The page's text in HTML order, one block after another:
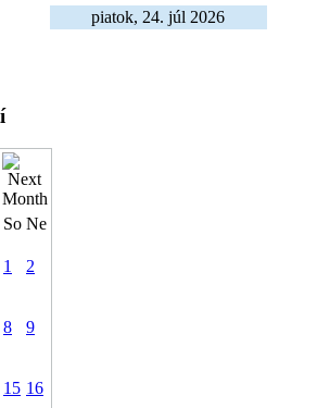
piatok, 24. júl 2026
So Ne
1 2
8 9
15 16